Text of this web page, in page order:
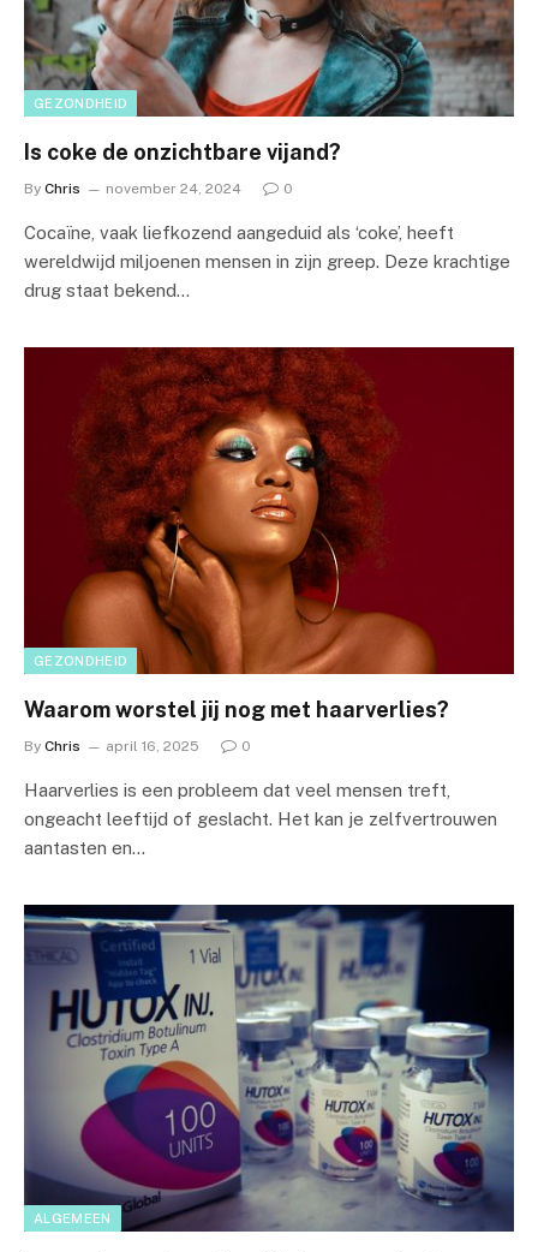
GEZONDHEID
Is coke de onzichtbare vijand?
By Chris november 24, 2024 0
Cocaïne, vaak liefkozend aangeduid als ‘coke’, heeft
wereldwijd miljoenen mensen in zijn greep. Deze krachtige
drug staat bekend…
GEZONDHEID
Waarom worstel jij nog met haarverlies?
By Chris april 16, 2025 0
Haarverlies is een probleem dat veel mensen treft,
ongeacht leeftijd of geslacht. Het kan je zelfvertrouwen
aantasten en…
ALGEMEEN